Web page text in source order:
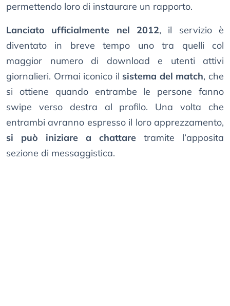
permettendo loro di instaurare un rapporto.
Lanciato ufficialmente nel 2012, il servizio è
diventato in breve tempo uno tra quelli col
maggior numero di download e utenti attivi
giornalieri. Ormai iconico il sistema del match, che
si ottiene quando entrambe le persone fanno
swipe verso destra al profilo. Una volta che
entrambi avranno espresso il loro apprezzamento,
si può iniziare a chattare tramite l’apposita
sezione di messaggistica.